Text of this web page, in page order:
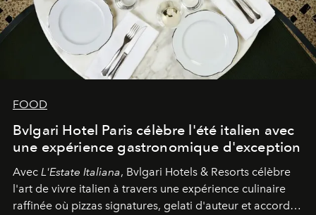
FOOD
Bvlgari Hotel Paris célèbre l'été italien avec
une expérience gastronomique d'exception
Avec L'Estate Italiana, Bvlgari Hotels & Resorts célèbre
l'art de vivre italien à travers une expérience culinaire
raffinée où pizzas signatures, gelati d'auteur et accords